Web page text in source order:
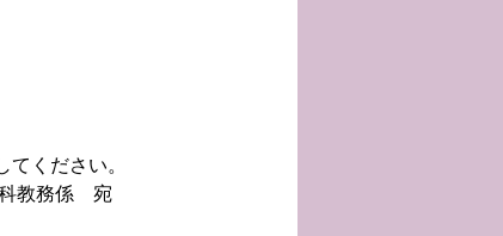
ください。
教務係 宛